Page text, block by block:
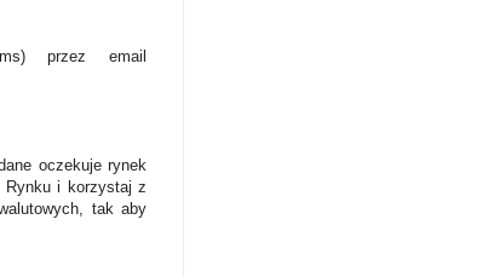
przez email
oczekuje rynek
Rynku i korzystaj z
tak aby